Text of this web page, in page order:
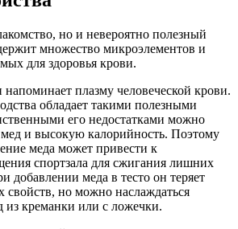
но и невероятно полезный
множество микроэлементов и
для здоровья крови.
напоминает плазму человеческой крови.
обладает такими полезными
его недостатками можно
мед и высокую калорийность. Поэтому
меда может привести к
спортзала для сжигания лишних
добавлении меда в тесто он теряет
свойств, но можно наслаждаться
из креманки или с ложечки.